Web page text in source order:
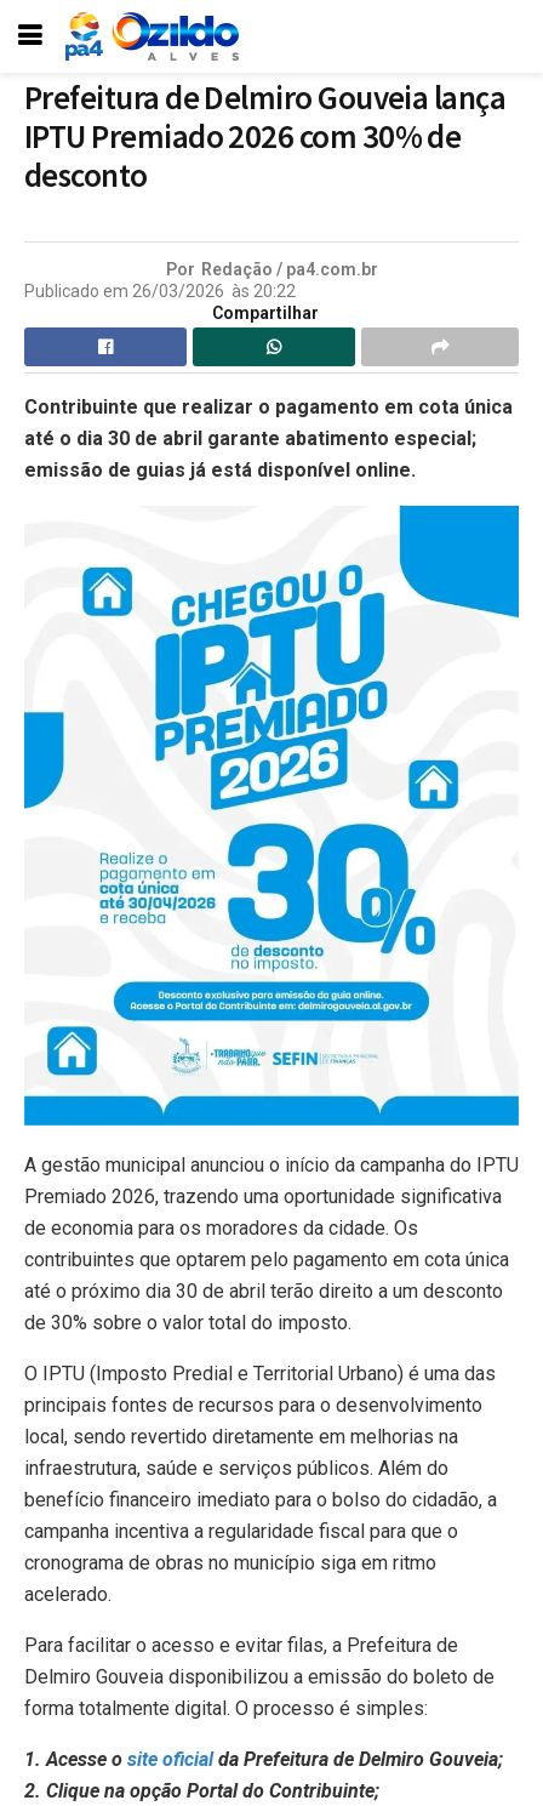
Prefeitura de Delmiro Gouveia lança
IPTU Premiado 2026 com 30% de
desconto
Por Redação / pa4.com.br
Publicado em 26/03/2026 às 20:22
Compartilhar
Contribuinte que realizar o pagamento em cota única
até o dia 30 de abril garante abatimento especial;
emissão de guias já está disponível online.
A gestão municipal anunciou o início da campanha do IPTU
Premiado 2026, trazendo uma oportunidade significativa
de economia para os moradores da cidade. Os
contribuintes que optarem pelo pagamento em cota única
até o próximo dia 30 de abril terão direito a um desconto
de 30% sobre o valor total do imposto.
O IPTU (Imposto Predial e Territorial Urbano) é uma das
principais fontes de recursos para o desenvolvimento
local, sendo revertido diretamente em melhorias na
infraestrutura, saúde e serviços públicos. Além do
benefício financeiro imediato para o bolso do cidadão, a
campanha incentiva a regularidade fiscal para que o
cronograma de obras no município siga em ritmo
acelerado.
Para facilitar o acesso e evitar filas, a Prefeitura de
Delmiro Gouveia disponibilizou a emissão do boleto de
forma totalmente digital. O processo é simples:
1. Acesse o site oficialda Prefeitura de Delmiro Gouveia;
2. Clique na opção Portal do Contribuinte;